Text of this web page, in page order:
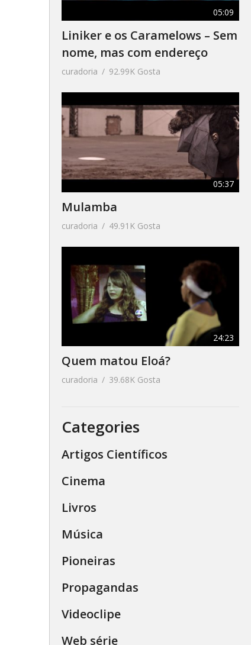
05:09
Liniker e os Caramelows – Sem
nome, mas com endereço
curadoria 92.99K Gosta
05:37
Mulamba
curadoria 49.91K Gosta
24:23
Quem matou Eloá?
curadoria 39.68K Gosta
Categories
Artigos Científicos
Cinema
Livros
Música
Pioneiras
Propagandas
Videoclipe
Web série